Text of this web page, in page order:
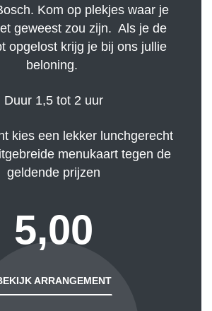
Kom op plekjes waar je
geweest zou zijn. Als je de
opgelost krijg je bij ons jullie
beloning.
Duur 1,5 tot 2 uur
kies een lekker lunchgerecht
menukaart tegen de
geldende prijzen
5,00
ARRANGEMENT